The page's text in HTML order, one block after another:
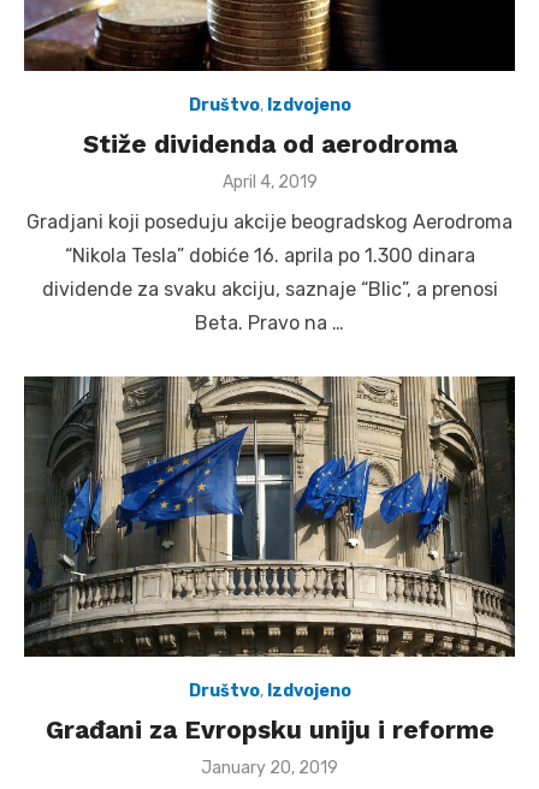
Društvo, Izdvojeno
Stiže dividenda od aerodroma
Posted
April 4, 2019
Gradjani koji poseduju akcije beogradskog Aerodroma
“Nikola Tesla” dobiće 16. aprila po 1.300 dinara
dividende za svaku akciju, saznaje “Blic”, a prenosi
Beta. Pravo na …
Društvo, Izdvojeno
Građani za Evropsku uniju i reforme
Posted
January 20, 2019